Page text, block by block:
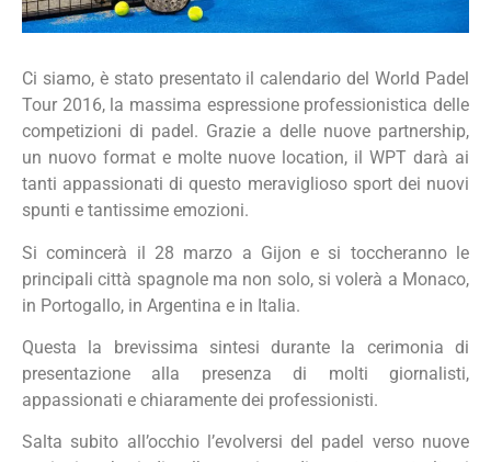
Ci siamo, è stato presentato il calendario del World Padel
Tour 2016, la massima espressione professionistica delle
competizioni di padel. Grazie a delle nuove partnership,
un nuovo format e molte nuove location, il WPT darà ai
tanti appassionati di questo meraviglioso sport dei nuovi
spunti e tantissime emozioni.
Si comincerà il 28 marzo a Gijon e si toccheranno le
principali città spagnole ma non solo, si volerà a Monaco,
in Portogallo, in Argentina e in Italia.
Questa la brevissima sintesi durante la cerimonia di
presentazione alla presenza di molti giornalisti,
appassionati e chiaramente dei professionisti.
Salta subito all’occhio l’evolversi del padel verso nuove